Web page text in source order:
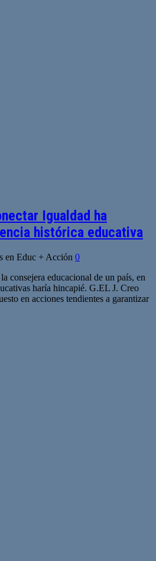
Igualdad ha
histórica educativa
en Educ + Acción 0
consejera educacional de un país, en
haría hincapié. G.EL J. Creo
en acciones tendientes a garantizar